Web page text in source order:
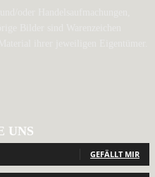
UNS
GEFÄLLT MIR